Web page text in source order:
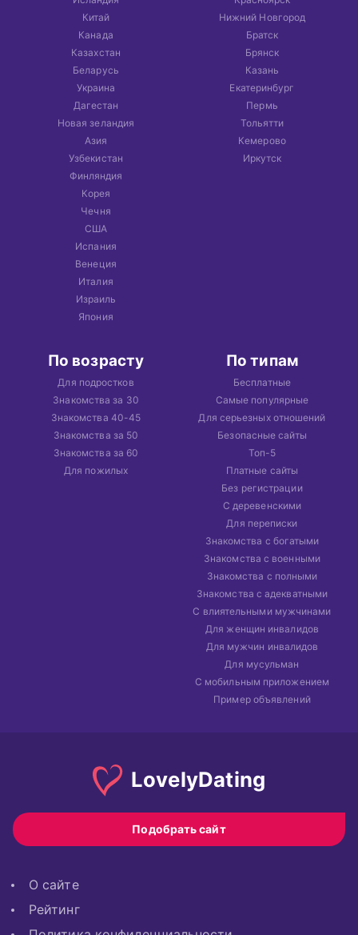
Китай
Канада
Казахстан
Беларусь
Украина
Дагестан
Новая зеландия
Азия
Узбекистан
Финляндия
Корея
Чечня
США
Испания
Венеция
Италия
Израиль
Япония
Нижний Новгород
Братск
Брянск
Казань
Екатеринбург
Пермь
Тольятти
Кемерово
Иркутск
По возрасту
Для подростков
Знакомства за 30
Знакомства 40-45
Знакомства за 50
Знакомства за 60
Для пожилых
По типам
Бесплатные
Самые популярные
Для серьезных отношений
Безопасные сайты
Топ-5
Платные сайты
Без регистрации
С деревенскими
Для переписки
Знакомства с богатыми
Знакомства с военными
Знакомства с полными
Знакомства с адекватными
С влиятельными мужчинами
Для женщин инвалидов
Для мужчин инвалидов
Для мусульман
С мобильным приложением
Пример объявлений
LovelyDating
Подобрать сайт
О сайте
Рейтинг